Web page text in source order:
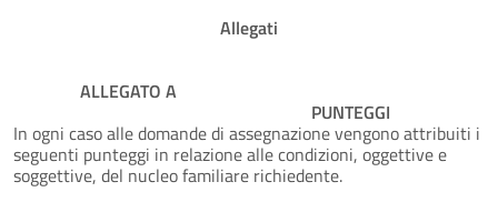
Allegati
ALLEGATO A
PUNTEGGI
In ogni caso alle domande di assegnazione vengono attribuiti i
seguenti punteggi in relazione alle condizioni, oggettive e
soggettive, del nucleo familiare richiedente.